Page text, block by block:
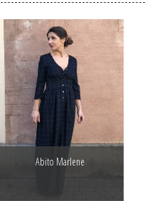
Abito Marlene